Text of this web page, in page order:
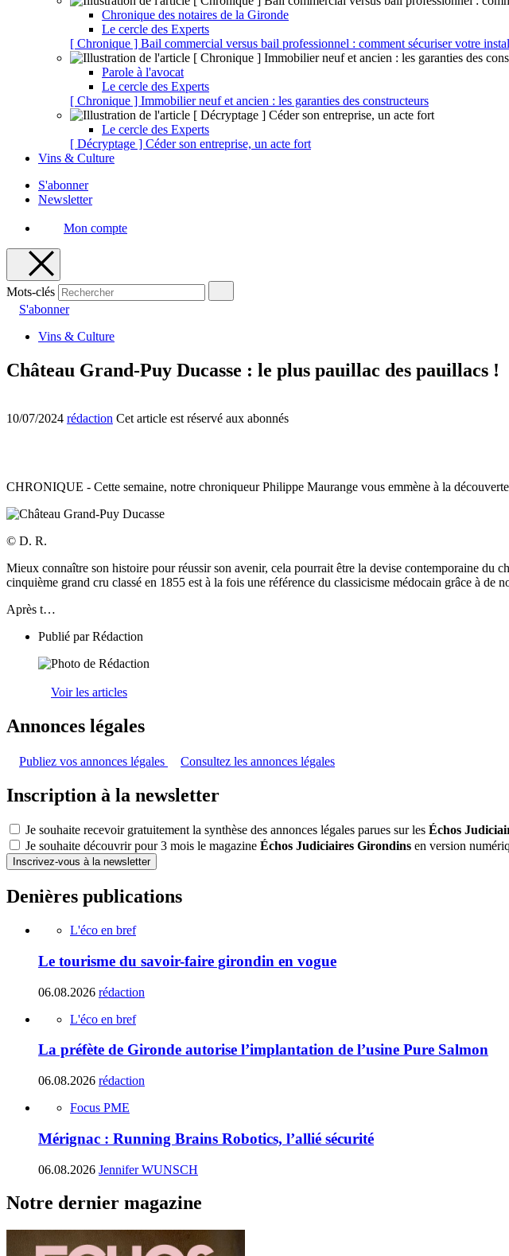
Chronique des notaires de la Gironde
Le cercle des Experts
[ Chronique ] Bail commercial versus bail professionnel : comment sécuriser votre
Parole à l'avocat
Le cercle des Experts
[ Chronique ] Immobilier neuf et ancien : les garanties des constructeurs
Le cercle des Experts
[ Décryptage ] Céder son entreprise, un acte fort
Vins & Culture
S'abonner
Newsletter
Mon compte
Mots-clés
S'abonner
Vins & Culture
Château Grand-Puy Ducasse : le plus pauillac des pauillacs !
10/07/2024 rédaction Cet article est réservé aux abonnés
CHRONIQUE - Cette semaine, notre chroniqueur Philippe Maurange vous emmène à la
© D. R.
Mieux connaître son histoire pour réussir son avenir, cela pourrait être la devise contemporaine du
cinquième grand cru classé en 1855 est à la fois une référence du classicisme médocain grâce à de
Après t…
Publié parRédaction
Voir les articles
Annonces légales
Publiez vos annonces légales Consultez les annonces légales
Inscription à la newsletter
Je souhaite recevoir gratuitement la synthèse des annonces légales parues sur les Échos
Je souhaite découvrir pour 3 mois le magazine Échos Judiciaires Girondins en version
Inscrivez-vous à la newsletter
Denières publications
L'éco en bref
Le tourisme du savoir-faire girondin en vogue
06.08.2026 rédaction
L'éco en bref
La préfète de Gironde autorise l’implantation de l’usine Pure Salmon
06.08.2026 rédaction
Focus PME
Mérignac : Running Brains Robotics, l’allié sécurité
06.08.2026 Jennifer WUNSCH
Notre dernier magazine